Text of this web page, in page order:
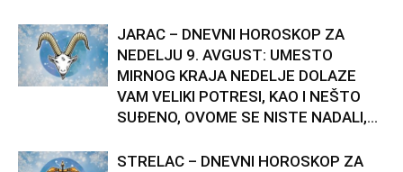
JARAC – DNEVNI HOROSKOP ZA
NEDELJU 9. AVGUST: UMESTO
MIRNOG KRAJA NEDELJE DOLAZE
VAM VELIKI POTRESI, KAO I NEŠTO
SUĐENO, OVOME SE NISTE NADALI,...
STRELAC – DNEVNI HOROSKOP ZA